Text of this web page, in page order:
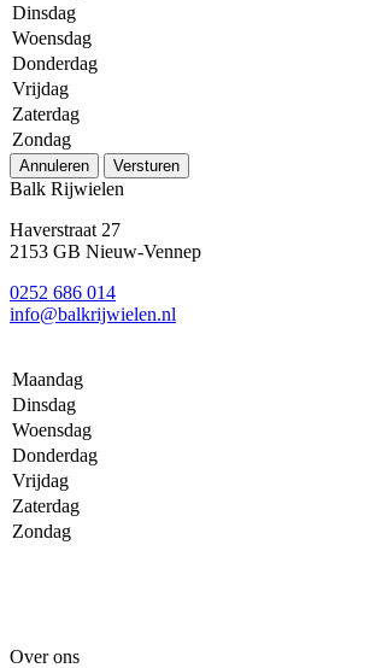
Dinsdag
Woensdag
Donderdag
Vrijdag
Zaterdag
Zondag
Annuleren Versturen
Balk Rijwielen
Haverstraat 27
2153 GB Nieuw-Vennep
0252 686 014
info@balkrijwielen.nl
Maandag
Dinsdag
Woensdag
Donderdag
Vrijdag
Zaterdag
Zondag
Over ons